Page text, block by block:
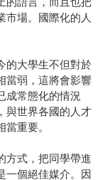
市場。國際化的人
的大學生不但對於
當弱，這將會影響
成常態化的情況
與世界各國的人才
重要。
方式，把同學帶進
一個絕佳媒介。因